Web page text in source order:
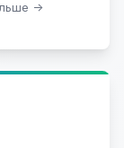
→
ваш
вам